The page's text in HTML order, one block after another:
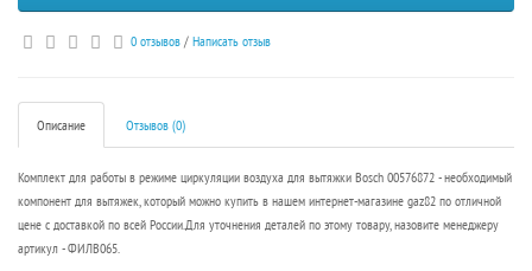
0 отзывов / Написать отзыв
Описание Отзывов (0)
Комплект для работы в режиме циркуляции воздуха для вытяжки Bosch 00576872 - необходимый
компонент для вытяжек, который можно купить в нашем интернет-магазине gaz82 по отличной
цене с доставкой по всей России.Для уточнения деталей по этому товару, назовите менеджеру
артикул - ФИЛВ065.